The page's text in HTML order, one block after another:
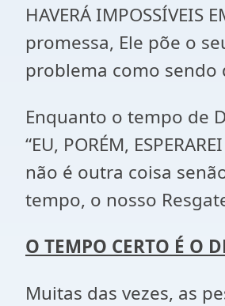
HAVERÁ IMPOSSÍVEIS
promessa, Ele põe o
problema como sendo
Enquanto o tempo de
“EU, PORÉM,
não é outra coisa
tempo, o nosso Resgate:
O TEMPO CERTO É O
Muitas das vezes, as